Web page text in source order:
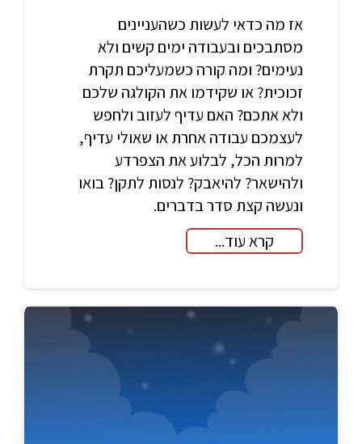
אז מה כדאי לעשות כשהעניינים
מסתבכים ובעבודה ימים קשים ולא
נעימים? ומה קורה כשמעליכם תקרת
זכוכית? או שקידמו את הקולגה שלכם
ולא אתכם? האם עדיף לעזוב ולחפש
לעצמכם עבודה אחרת או שאולי עדיף,
למרות הכל, לבלוע את הצפרדע
ולהישאר? להיאבק? לנסות לתקן? בואו
ונעשה קצת סדר בדברים.
קרא עוד...